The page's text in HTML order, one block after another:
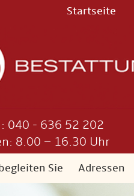
Startseite
040 - 636 52 202
8.00 – 16.30 Uhr
Sie Adressen